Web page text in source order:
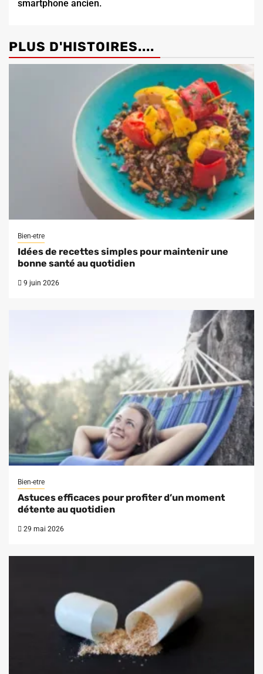
smartphone ancien.
PLUS D'HISTOIRES....
Bien-etre
Idées de recettes simples pour maintenir une
bonne santé au quotidien
9 juin 2026
Bien-etre
Astuces efficaces pour profiter d’un moment
détente au quotidien
29 mai 2026